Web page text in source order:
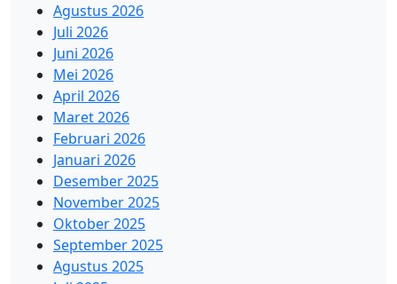
Agustus 2026
Juli 2026
Juni 2026
Mei 2026
April 2026
Maret 2026
Februari 2026
Januari 2026
Desember 2025
November 2025
Oktober 2025
September 2025
Agustus 2025